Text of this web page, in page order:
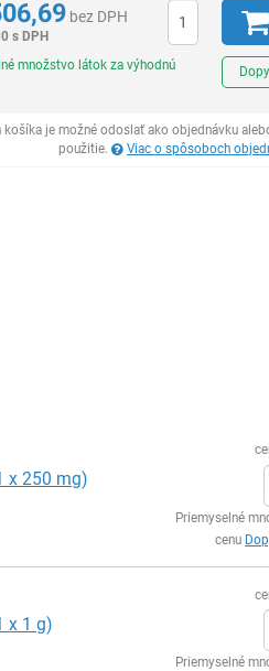
bez DPH
3.033,10 s DPH
Ks
množstvo látok za výhodnú
košíka je možné odoslať ako objednávku
použitie.
Viac o spôsoboch
x 250 mg)
Priemyselné
cenu
x 1 g)
Priemyselné